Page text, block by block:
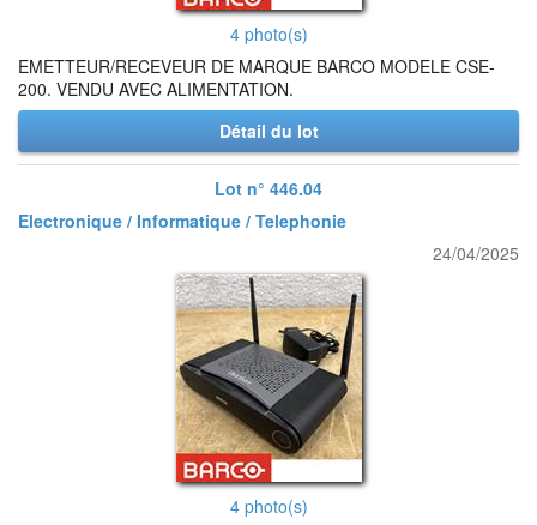
4 photo(s)
EMETTEUR/RECEVEUR DE MARQUE BARCO MODELE CSE-
200. VENDU AVEC ALIMENTATION.
Détail du lot
Lot n° 446.04
Electronique / Informatique / Telephonie
24/04/2025
4 photo(s)